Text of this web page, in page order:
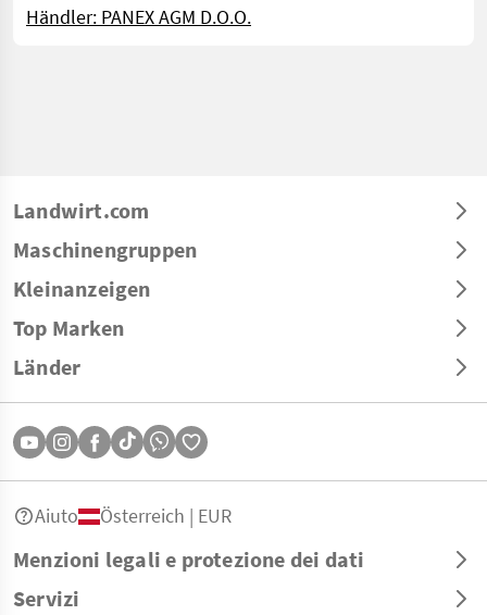
Händler: PANEX AGM D.O.O.
Landwirt.com
Maschinengruppen
Kleinanzeigen
Top Marken
Länder
Menzioni legali e protezione dei dati
Servizi
Aiuto Österreich | EUR